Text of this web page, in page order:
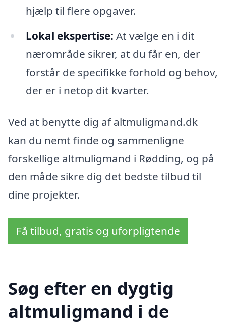
hjælp til flere opgaver.
Lokal ekspertise: At vælge en i dit
nærområde sikrer, at du får en, der
forstår de specifikke forhold og behov,
der er i netop dit kvarter.
Ved at benytte dig af altmuligmand.dk
kan du nemt finde og sammenligne
forskellige altmuligmand i Rødding, og på
den måde sikre dig det bedste tilbud til
dine projekter.
Få tilbud, gratis og uforpligtende
Søg efter en dygtig
altmuligmand i de